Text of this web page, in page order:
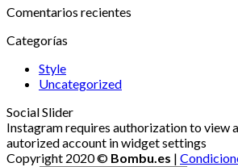
Comentarios recientes
Categorías
Style
Uncategorized
Social Slider
Instagram requires authorization to view
autorized account in widget settings
Copyright 2020 © Bombu.es |